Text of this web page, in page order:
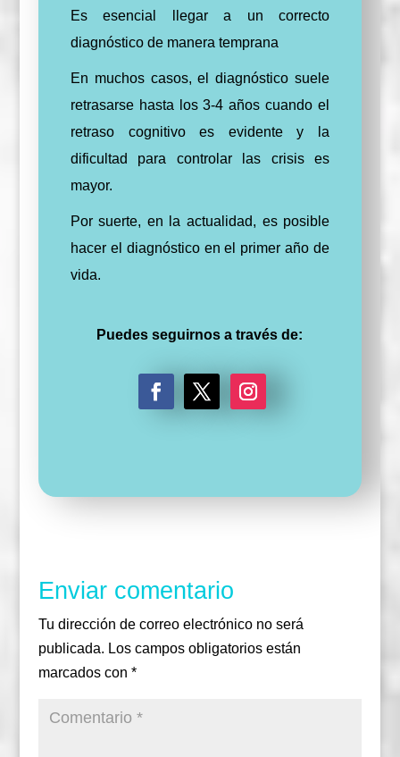
Es esencial llegar a un correcto
diagnóstico de manera temprana
En muchos casos, el diagnóstico suele
retrasarse hasta los 3-4 años cuando el
retraso cognitivo es evidente y la
dificultad para controlar las crisis es
mayor.
Por suerte, en la actualidad, es posible
hacer el diagnóstico en el primer año de
vida.
Puedes seguirnos a través de:
Enviar comentario
Tu dirección de correo electrónico no será
publicada. Los campos obligatorios están
marcados con *